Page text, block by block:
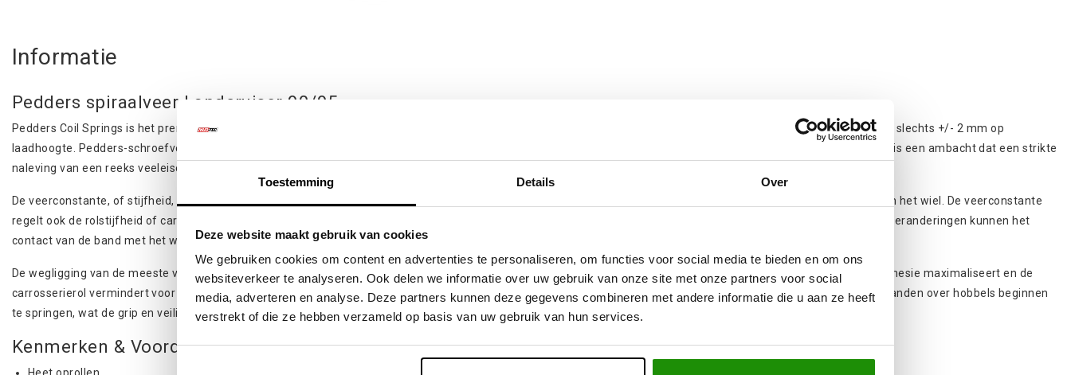
Toestemming Details Over
Deze website maakt gebruik van cookies
We gebruiken cookies om content en advertenties te personaliseren, om functies voor social media te bieden en om ons
websiteverkeer te analyseren. Ook delen we informatie over uw gebruik van onze site met onze partners voor social
media, adverteren en analyse. Deze partners kunnen deze gegevens combineren met andere informatie die u aan ze heeft
verstrekt of die ze hebben verzameld op basis van uw gebruik van hun services.
Informatie
Pedders spiraalveer Landcruiser 90/95
Pedders Coil Springs is het premium assortiment Coil Springs van Pedders voor meerdere toepassingen. Gebouwd volgens ISO 9001-normen met een tolerantie van slechts +/- 2 mm op
laadhoogte. Pedders-schroefveren zijn gewoon ongeëvenaard in termen van rijgedrag, voertuiguiterlijk en prestaties. Het ontwerp en de fabricage van spiraalveren is een ambacht dat een strikte
naleving van een reeks veeleisende procedures vereist, die allemaal van cruciaal belang zijn voor de prestaties van het eindproduct.
De veerconstante, of stijfheid, moet worden afgestemd op het gewicht van het voertuig dat erop rust en het gewicht van de andere onderdelen van de ophanging en het wiel. De veerconstante
regelt ook de rolstijfheid of carrosserierol. Door de hoeveelheid lichaamsrol te verminderen, verminderen we de hoeveelheid wielcamberverandering. Grote camberveranderingen kunnen het
contact van de band met het wegdek drastisch verminderen, waardoor het weggedrag in bochten ernstig wordt beperkt.
De wegligging van de meeste voertuigen wordt aanzienlijk verbeterd door de oorspronkelijke veerconstante te verhogen tot een optimale verhouding die de bandadhesie maximaliseert en de
carrosserierol vermindert voor een betere wegligging. Het verhogen van de veerconstante boven de optimale snelheid doet afbreuk aan het weggedrag omdat de banden over hobbels beginnen
te springen, wat de grip en veiligheid vermindert.
Kenmerken & Voordelen